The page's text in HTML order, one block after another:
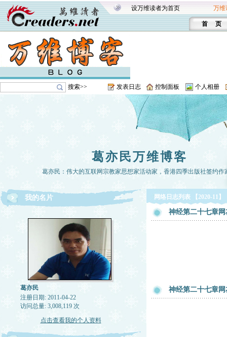
设万维读者为首页 万维
首 页
搜索>> 发表日志 控制面板 个人相册
葛亦民万维博客
葛亦民：伟大的互联网宗教家思想家活动家，香港四季出版社签约作
我的名片
葛亦民
注册日期: 2011-04-22
访问总量: 3,008,119 次
点击查看我的个人资料
网络日志列表 【2020-11】
神经第二十七章网
神经第二十七章网